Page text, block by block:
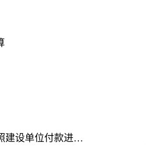
“以建设单位审计结果为准”或者“按照建设单位付款进度支付工程款”约定的认定及处理